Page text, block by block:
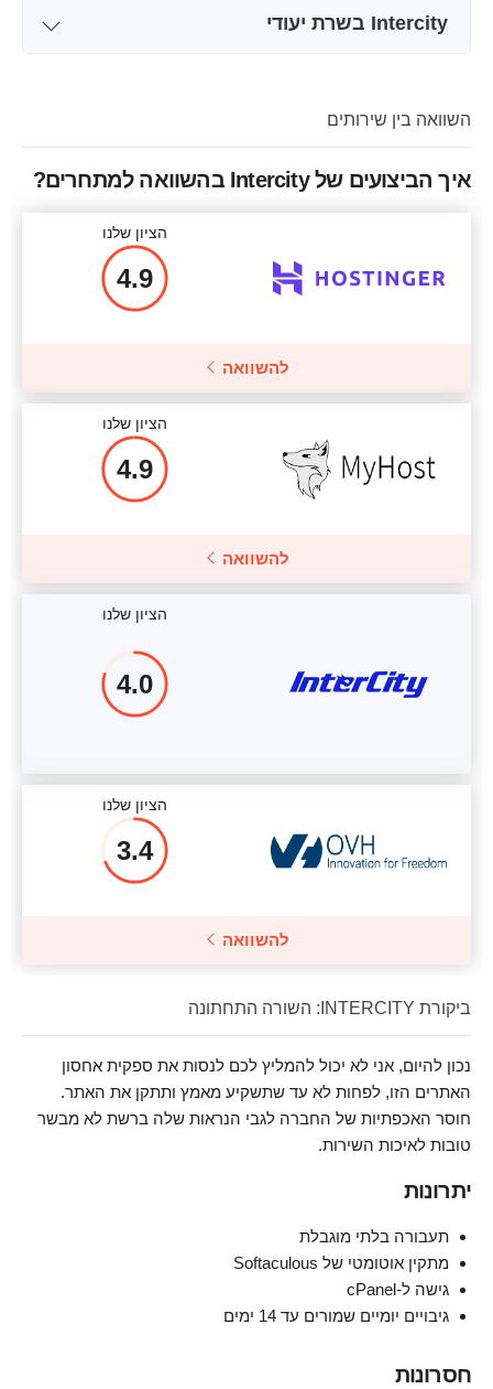
RAM
פרטים נוספים
Intercity בשרת יעודי
אחסון
$
121
פרטים נוספים
השוואה בין שירותים
איך הביצועים של Intercity בהשוואה למתחרים?
הציון שלנו
4.9
להשוואה
הציון שלנו
4.9
להשוואה
הציון שלנו
4.0
הציון שלנו
3.4
להשוואה
ביקורת INTERCITY: השורה התחתונה
נכון להיום, אני לא יכול להמליץ לכם לנסות את ספקית אחסון
האתרים הזו, לפחות לא עד שתשקיע מאמץ ותתקן את האתר.
חוסר האכפתיות של החברה לגבי הנראות שלה ברשת לא מבשר
טובות לאיכות השירות.
יתרונות
תעבורה בלתי מוגבלת
מתקין אוטומטי של Softaculous
גישה ל-cPanel
גיבויים יומיים שמורים עד 14 ימים
חסרונות